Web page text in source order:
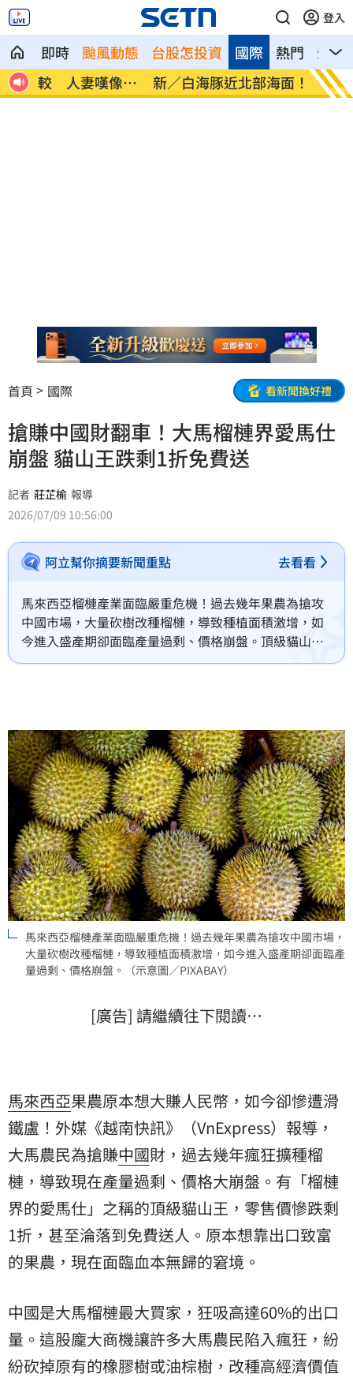
登入
即時 颱風動態 台股怎投資 熱門 影音
國際
台
新／白海豚近北部海面！氣象署發豪雨特
報
南電
首頁 國際 看新聞換好禮
搶賺中國財翻車！大馬榴槤界愛馬仕
崩盤 貓山王跌剩1折免費送
記者 莊芷榆 報導
2026/07/09 10:56:00
阿立幫你摘要新聞重點 去看看
馬來西亞榴槤產業面臨嚴重危機！過去幾年果農為搶攻
中國市場，大量砍樹改種榴槤，導致種植面積激增，如
今進入盛產期卻面臨產量過剩、價格崩盤。頂級貓山王
零售價慘跌至原價1折，甚至出現免費贈送現象。為解決
憂。
馬來西亞榴槤產業面臨嚴重危機！過去幾年果農為搶攻中國市場，
大量砍樹改種榴槤，導致種植面積激增，如今進入盛產期卻面臨產
量過剩、價格崩盤。（示意圖／PIXABAY）
[廣告] 請繼續往下閱讀…
馬來西亞果農原本想大賺人民幣，如今卻慘遭滑
鐵盧！外媒《越南快訊》（VnExpress）報導，
大馬農民為搶賺中國財，過去幾年瘋狂擴種榴
槤 ，導致現在產量過剩、價格大崩盤。有「榴槤
界的愛馬仕」之稱的頂級貓山王，零售價慘跌剩
1折，甚至淪落到免費送人。原本想靠出口致富
的果農，現在面臨血本無歸的窘境。
中國是大馬榴槤最大買家，狂吸高達60%的出口
量。這股龐大商機讓許多大馬農民陷入瘋狂，紛
紛砍掉原有的橡膠樹或油棕樹，改種高經濟價值